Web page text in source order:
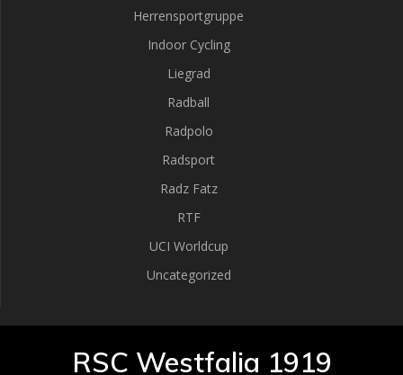
Herrensportgruppe
Indoor Cycling
Liegrad
Radball
Radpolo
Radsport
Radz Fatz
RTF
UCI Worldcup
Uncategorized
RSC Westfalia 1919